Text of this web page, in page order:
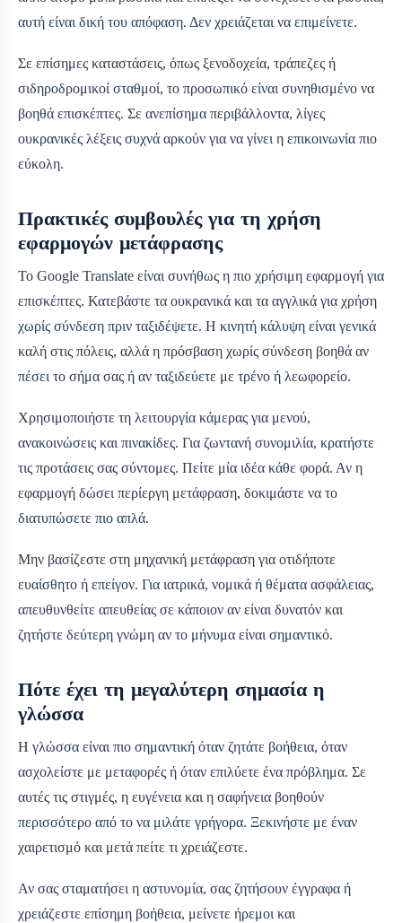
αυτή είναι δική του απόφαση. Δεν χρειάζεται να επιμείνετε.
Σε επίσημες καταστάσεις, όπως ξενοδοχεία, τράπεζες ή
σιδηροδρομικοί σταθμοί, το προσωπικό είναι συνηθισμένο να
βοηθά επισκέπτες. Σε ανεπίσημα περιβάλλοντα, λίγες
ουκρανικές λέξεις συχνά αρκούν για να γίνει η επικοινωνία πιο
εύκολη.
Πρακτικές συμβουλές για τη χρήση
εφαρμογών μετάφρασης
Το Google Translate είναι συνήθως η πιο χρήσιμη εφαρμογή για
επισκέπτες. Κατεβάστε τα ουκρανικά και τα αγγλικά για χρήση
χωρίς σύνδεση πριν ταξιδέψετε. Η κινητή κάλυψη είναι γενικά
καλή στις πόλεις, αλλά η πρόσβαση χωρίς σύνδεση βοηθά αν
πέσει το σήμα σας ή αν ταξιδεύετε με τρένο ή λεωφορείο.
Χρησιμοποιήστε τη λειτουργία κάμερας για μενού,
ανακοινώσεις και πινακίδες. Για ζωντανή συνομιλία, κρατήστε
τις προτάσεις σας σύντομες. Πείτε μία ιδέα κάθε φορά. Αν η
εφαρμογή δώσει περίεργη μετάφραση, δοκιμάστε να το
διατυπώσετε πιο απλά.
Μην βασίζεστε στη μηχανική μετάφραση για οτιδήποτε
ευαίσθητο ή επείγον. Για ιατρικά, νομικά ή θέματα ασφάλειας,
απευθυνθείτε απευθείας σε κάποιον αν είναι δυνατόν και
ζητήστε δεύτερη γνώμη αν το μήνυμα είναι σημαντικό.
Πότε έχει τη μεγαλύτερη σημασία η
γλώσσα
Η γλώσσα είναι πιο σημαντική όταν ζητάτε βοήθεια, όταν
ασχολείστε με μεταφορές ή όταν επιλύετε ένα πρόβλημα. Σε
αυτές τις στιγμές, η ευγένεια και η σαφήνεια βοηθούν
περισσότερο από το να μιλάτε γρήγορα. Ξεκινήστε με έναν
χαιρετισμό και μετά πείτε τι χρειάζεστε.
Αν σας σταματήσει η αστυνομία, σας ζητήσουν έγγραφα ή
χρειάζεστε επίσημη βοήθεια, μείνετε ήρεμοι και